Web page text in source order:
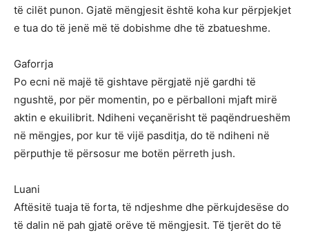
të cilët punon. Gjatë mëngjesit është koha kur përpjekjet
e tua do të jenë më të dobishme dhe të zbatueshme.
Gaforrja
Po ecni në majë të gishtave përgjatë një gardhi të
ngushtë, por për momentin, po e përballoni mjaft mirë
aktin e ekuilibrit. Ndiheni veçanërisht të paqëndrueshëm
në mëngjes, por kur të vijë pasditja, do të ndiheni në
përputhje të përsosur me botën përreth jush.
Luani
Aftësitë tuaja të forta, të ndjeshme dhe përkujdesëse do
të dalin në pah gjatë orëve të mëngjesit. Të tjerët do të